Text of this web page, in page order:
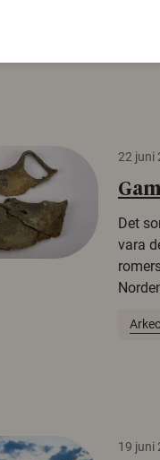
22 juni
Det
vara
19 juni